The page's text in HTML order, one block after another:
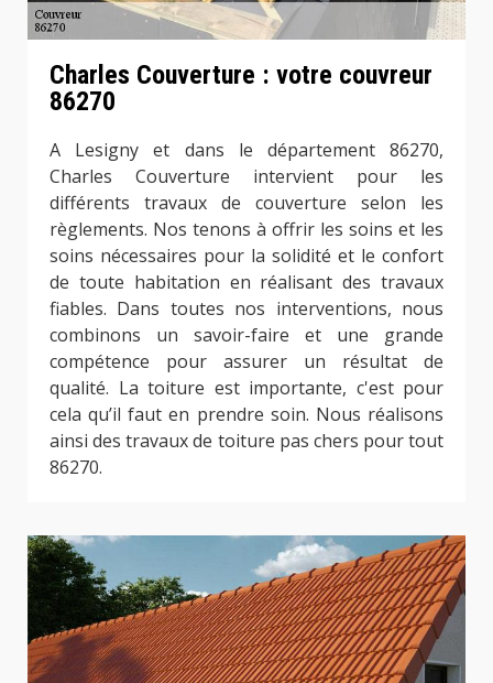
Charles Couverture : votre couvreur
86270
A Lesigny et dans le département 86270,
Charles Couverture intervient pour les
différents travaux de couverture selon les
règlements. Nos tenons à offrir les soins et les
soins nécessaires pour la solidité et le confort
de toute habitation en réalisant des travaux
fiables. Dans toutes nos interventions, nous
combinons un savoir-faire et une grande
compétence pour assurer un résultat de
qualité. La toiture est importante, c'est pour
cela qu’il faut en prendre soin. Nous réalisons
ainsi des travaux de toiture pas chers pour tout
86270.